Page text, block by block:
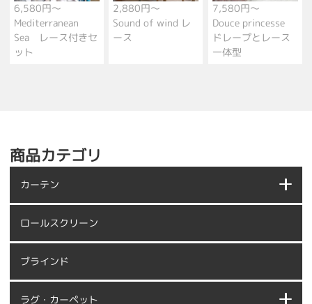
6,580円～
Mediterranean
Sea レース付きセ
ット
2,880円～
Sound of wind レ
ース
7,580円～
Douce princesse
ドレープとレース
一体型
商品カテゴリ
カーテン
ロールスクリーン
ブラインド
ラグ・カーペット